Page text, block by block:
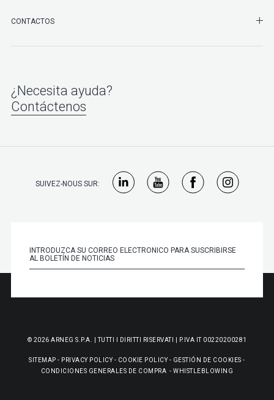
CONTACTOS
¿Necesita ayuda?
Contáctenos
SUIVEZ-NOUS SUR:
© 2026 ARNEG S.P.A. | TUTTI I DIRITTI RISERVATI | P.IVA IT 00220200281
SITEMAP - PRIVACY POLICY- COOKIE POLICY- GESTIÓN DE COOKIES -
CONDICIONES GENERALES DE COMPRA -WHISTLEBLOWING